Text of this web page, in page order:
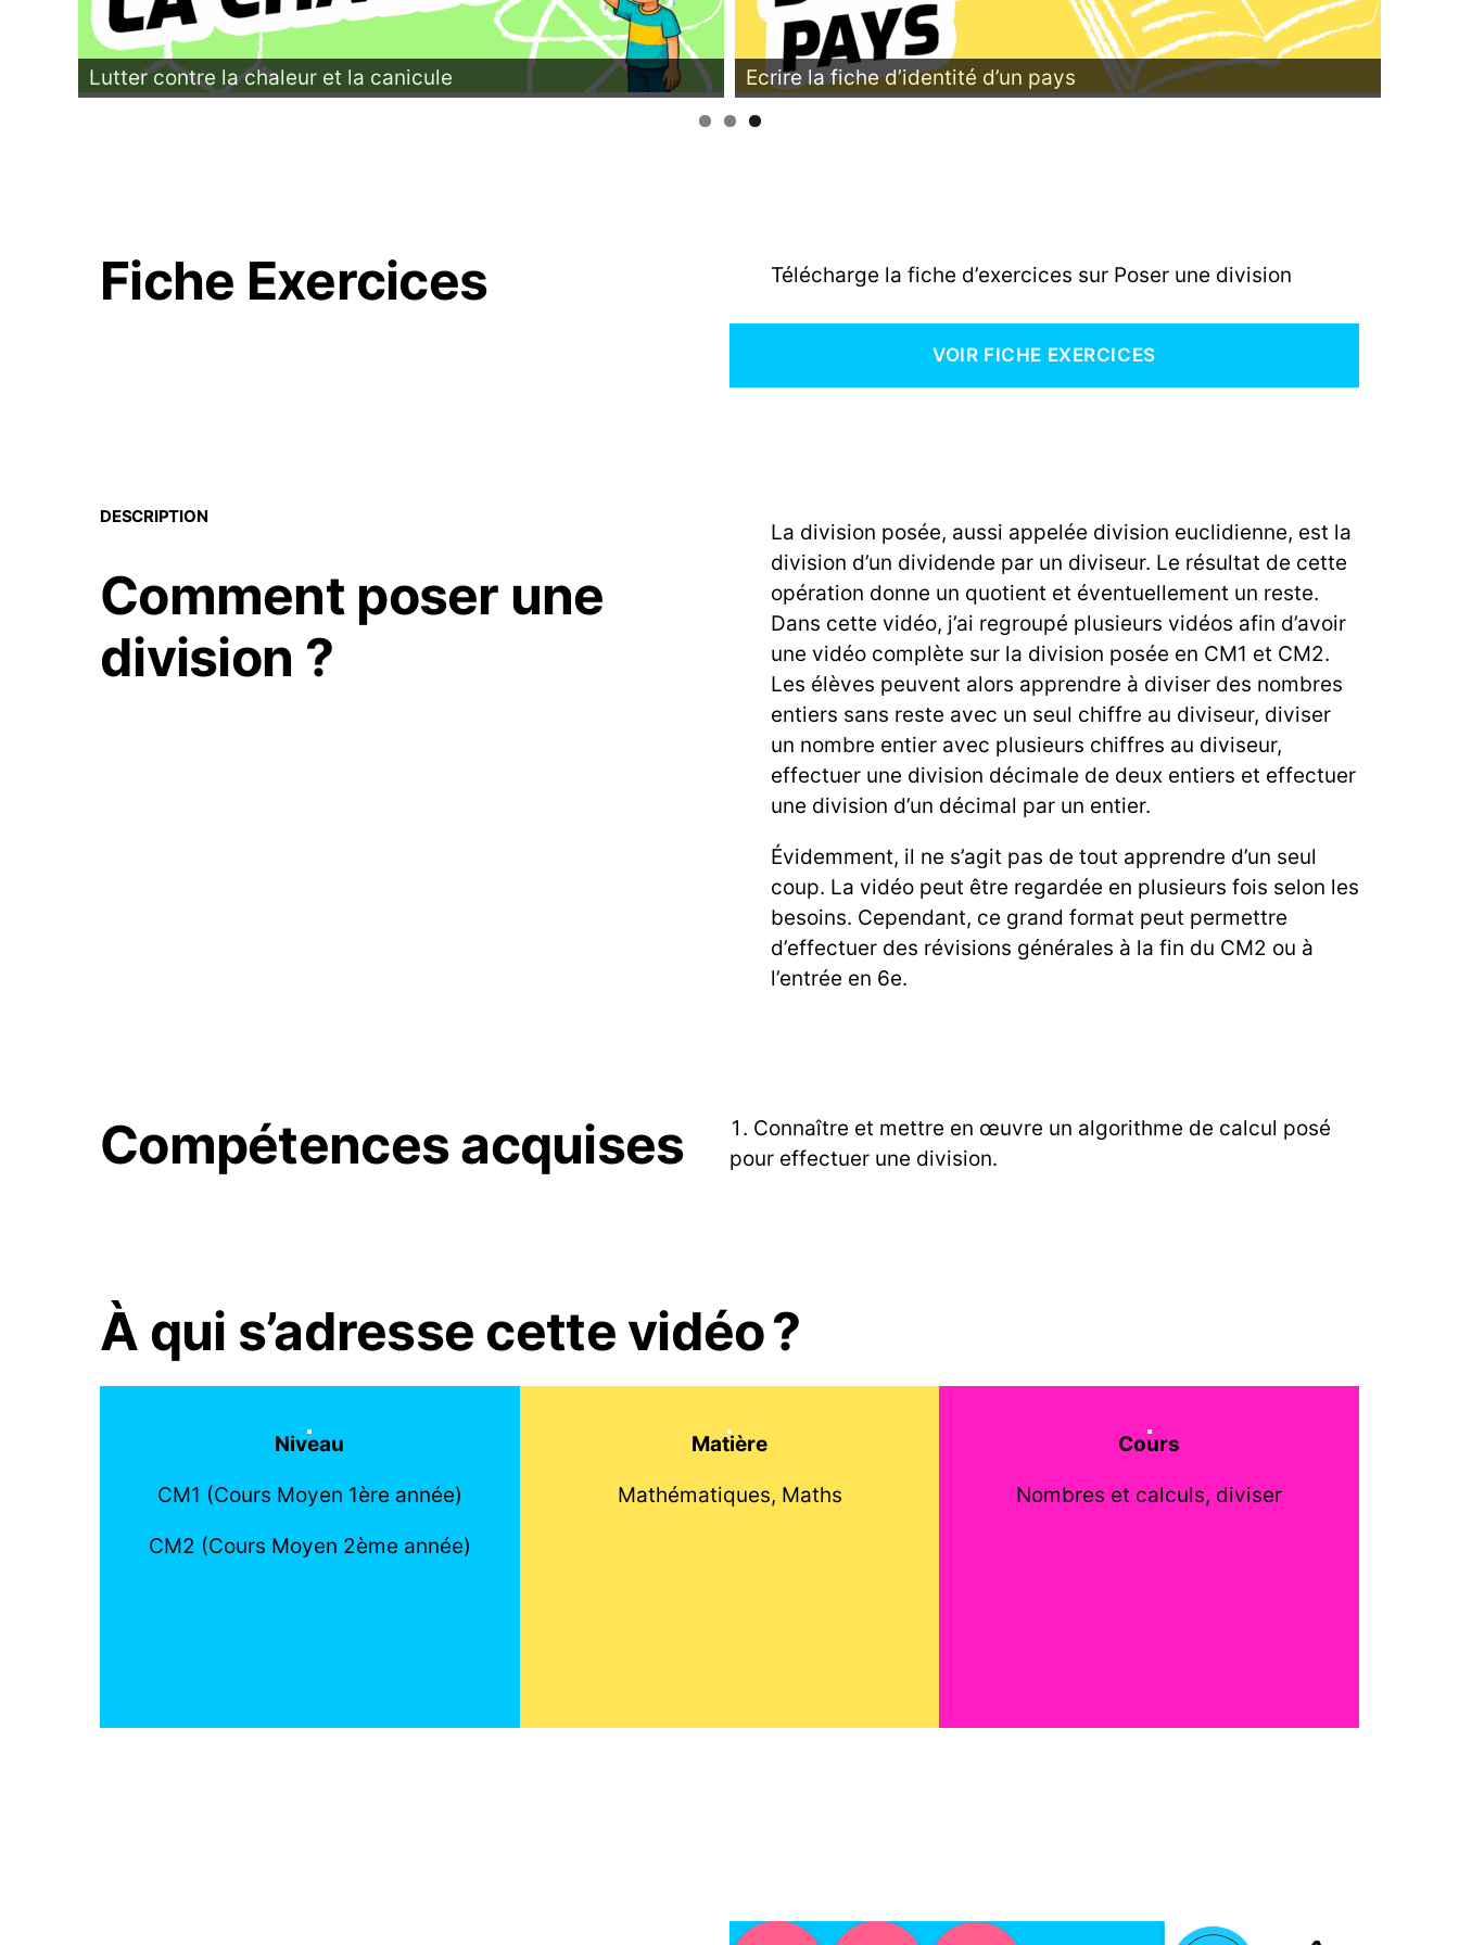
Lutter contre la chaleur et la canicule Ecrire la fiche d’identité d’un pays
Fiche Exercices Télécharge la fiche d’exercices sur Poser une division
VOIR FICHE EXERCICES
DESCRIPTION
Comment poser une
division ?
La division posée, aussi appelée division euclidienne, est la
division d’un dividende par un diviseur. Le résultat de cette
opération donne un quotient et éventuellement un reste.
Dans cette vidéo, j’ai regroupé plusieurs vidéos afin d’avoir
une vidéo complète sur la division posée en CM1 et CM2.
Les élèves peuvent alors apprendre à diviser des nombres
entiers sans reste avec un seul chiffre au diviseur, diviser
un nombre entier avec plusieurs chiffres au diviseur,
effectuer une division décimale de deux entiers et effectuer
une division d’un décimal par un entier.
Évidemment, il ne s’agit pas de tout apprendre d’un seul
coup. La vidéo peut être regardée en plusieurs fois selon les
besoins. Cependant, ce grand format peut permettre
d’effectuer des révisions générales à la fin du CM2 ou à
l’entrée en 6e.
Compétences acquises
Connaître et mettre en œuvre un algorithme de calcul posé
pour effectuer une division.
À qui s’adresse cette vidéo ?
Niveau
CM1 (Cours Moyen 1ère année)
CM2 (Cours Moyen 2ème année)
Matière
Mathématiques, Maths
Cours
Nombres et calculs, diviser